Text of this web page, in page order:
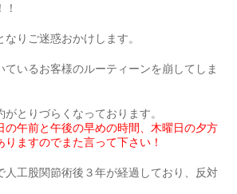
りご迷惑おかけします。
ているお客様のルーティーンを崩してしま
とりづらくなっております。
の午前と午後の早めの時間、木曜日の夕方
ますのでまた言って下さい！
人工股関節術後３年が経過しており、反対